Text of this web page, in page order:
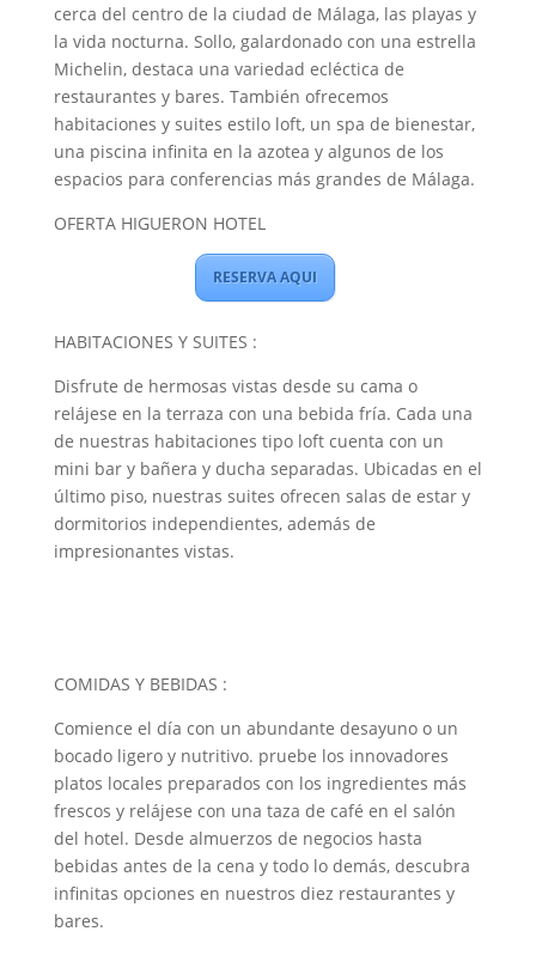
cerca del centro de la ciudad de Málaga, las playas y
la vida nocturna. Sollo, galardonado con una estrella
Michelin, destaca una variedad ecléctica de
restaurantes y bares. También ofrecemos
habitaciones y suites estilo loft, un spa de bienestar,
una piscina infinita en la azotea y algunos de los
espacios para conferencias más grandes de Málaga.
OFERTA HIGUERON HOTEL
RESERVA AQUI
HABITACIONES Y SUITES :
Disfrute de hermosas vistas desde su cama o
relájese en la terraza con una bebida fría. Cada una
de nuestras habitaciones tipo loft cuenta con un
mini bar y bañera y ducha separadas. Ubicadas en el
último piso, nuestras suites ofrecen salas de estar y
dormitorios independientes, además de
impresionantes vistas.
COMIDAS Y BEBIDAS :
Comience el día con un abundante desayuno o un
bocado ligero y nutritivo. pruebe los innovadores
platos locales preparados con los ingredientes más
frescos y relájese con una taza de café en el salón
del hotel. Desde almuerzos de negocios hasta
bebidas antes de la cena y todo lo demás, descubra
infinitas opciones en nuestros diez restaurantes y
bares.